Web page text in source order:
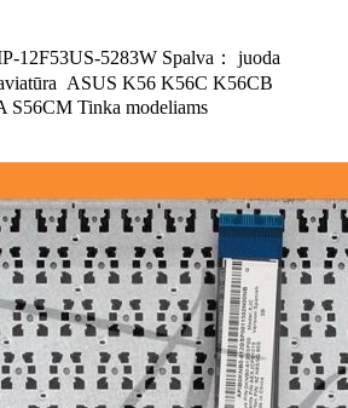
12F53US-5283W Spalva： juoda
ASUS K56 K56C K56CB
Tinka modeliams